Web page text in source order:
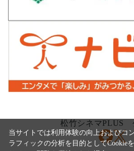
松竹シネマPLUS
当サイトでは利用体験の向上およびコ
ラフィックの分析を目的としてCookie